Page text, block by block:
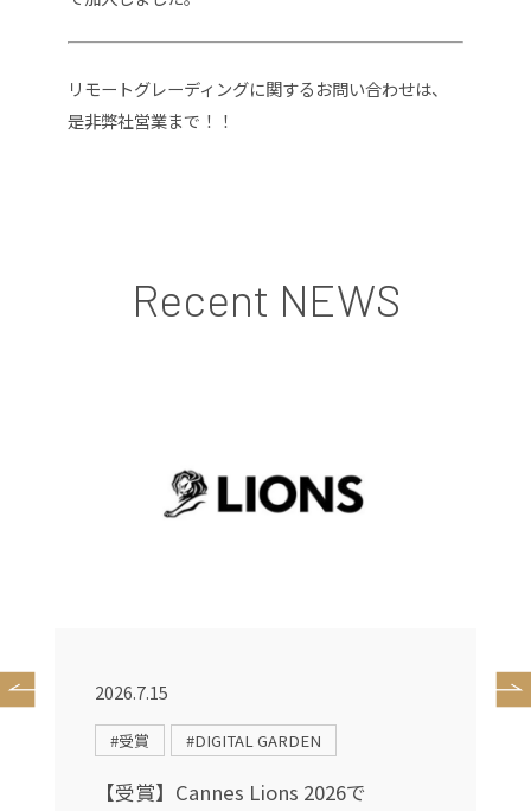
リモートグレーディングに関するお問い合わせは、
是非弊社営業まで！！
Recent NEWS
2026.7.15
#受賞 #DIGITAL GARDEN
【受賞】Cannes Lions 2026で